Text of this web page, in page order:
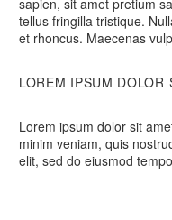
tellus fringilla tristique.
et rhoncus. Maecenas
LOREM IPSUM DOLOR
Lorem ipsum dolor sit
minim veniam, quis
elit, sed do eiusmod